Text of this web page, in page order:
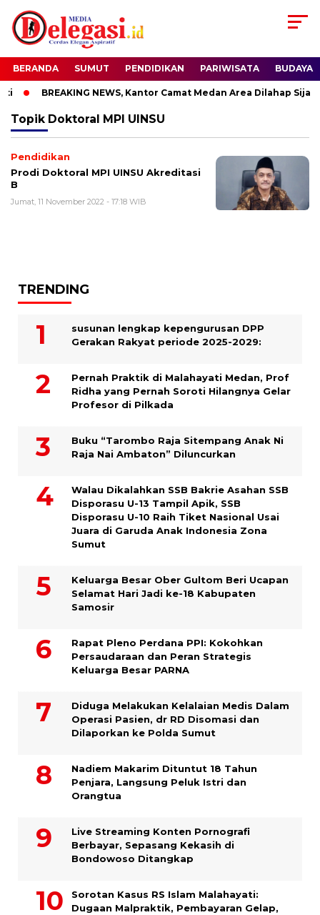
BERANDA SUMUT PENDIDIKAN PARIWISATA BUDAYA
BREAKING NEWS, Kantor Camat Medan Area Dilahap Sijago
Topik Doktoral MPI UINSU
Pendidikan
Prodi Doktoral MPI UINSU Akreditasi
B
Jumat, 11 November 2022 - 17:18 WIB
TRENDING
susunan lengkap kepengurusan DPP
Gerakan Rakyat periode 2025-2029:
Pernah Praktik di Malahayati Medan, Prof
Ridha yang Pernah Soroti Hilangnya Gelar
Profesor di Pilkada
Buku “Tarombo Raja Sitempang Anak Ni
Raja Nai Ambaton” Diluncurkan
Walau Dikalahkan SSB Bakrie Asahan SSB
Disporasu U-13 Tampil Apik, SSB
Disporasu U-10 Raih Tiket Nasional Usai
Juara di Garuda Anak Indonesia Zona
Sumut
Keluarga Besar Ober Gultom Beri Ucapan
Selamat Hari Jadi ke-18 Kabupaten
Samosir
Rapat Pleno Perdana PPI: Kokohkan
Persaudaraan dan Peran Strategis
Keluarga Besar PARNA
Diduga Melakukan Kelalaian Medis Dalam
Operasi Pasien, dr RD Disomasi dan
Dilaporkan ke Polda Sumut
​Nadiem Makarim Dituntut 18 Tahun
Penjara, Langsung Peluk Istri dan
Orangtua
Live Streaming Konten Pornografi
Berbayar, Sepasang Kekasih di
Bondowoso Ditangkap
Sorotan Kasus RS Islam Malahayati:
Dugaan Malpraktik, Pembayaran Gelap,